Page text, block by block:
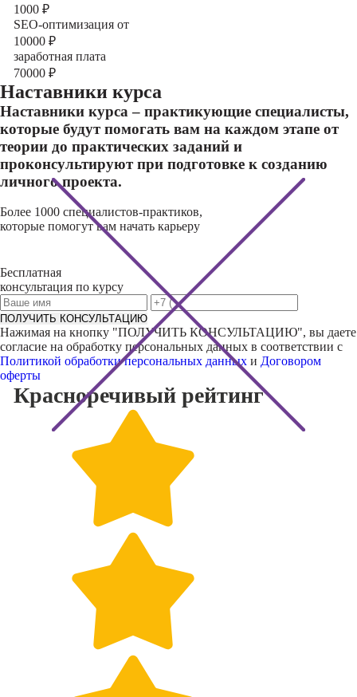
1000 ₽
SEO-оптимизация от
10000 ₽
заработная плата
70000 ₽
Наставники курса
Наставники курса – практикующие специалисты,
которые будут помогать вам на каждом этапе от
теории до практических заданий и
проконсультируют при подготовке к созданию
личного проекта.
Более 1000 специалистов-практиков,
которые помогут вам начать карьеру
Бесплатная
консультация по курсу
ПОЛУЧИТЬ КОНСУЛЬТАЦИЮ
Нажимая на кнопку "ПОЛУЧИТЬ КОНСУЛЬТАЦИЮ", вы даете
согласие на обработку персональных данных в соответствии с
Политикой обработки персональных данных и Договором
оферты
Красноречивый рейтинг